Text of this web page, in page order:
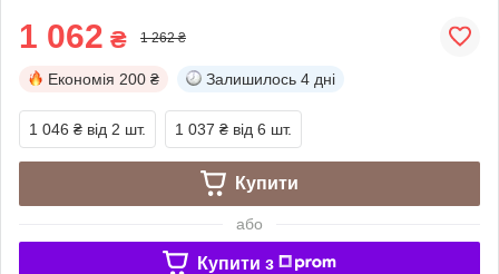
1 062 ₴ 1 262 ₴
Економія 200 ₴ Залишилось 4 дні
1 046 ₴ від 2 шт. 1 037 ₴ від 6 шт.
Купити
або
Купити з